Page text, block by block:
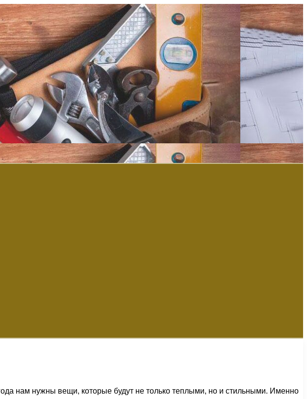
нам нужны вещи, которые будут не только теплыми, но и стильными. Именно